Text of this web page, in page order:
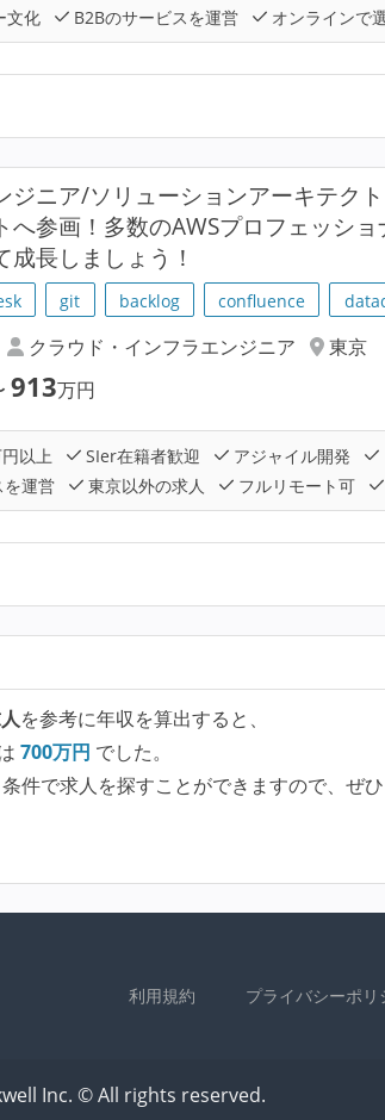
文化
B2Bのサービスを運営 オンラインで
ジニア/ソリューションアーキテク
へ参画！多数のAWSプロフェッシ
成長しましょう！
git backlog confluence
クラウド・インフラエンジニア
東京
913万円
以上 SIer在籍者歓迎 アジャイル開発
運営
東京以外の求人 フルリモート可
を参考に年収を算出すると、
700万円 でした。
件で求人を探すことができますので、ぜひ
利用規約 プライバシーポリ
Inc. © All rights reserved.